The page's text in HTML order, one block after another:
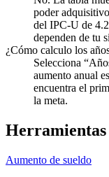
poder
del IPC-U de
dependen de tu
¿Cómo calculo los
Selecciona
aumento anual
encuentra el
la meta.
Aumento de sueldo